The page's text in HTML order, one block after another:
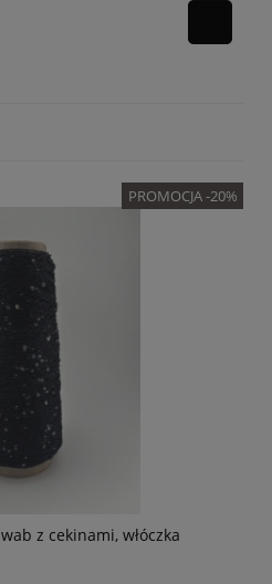
PROMOCJA -20%
z cekinami, włóczka